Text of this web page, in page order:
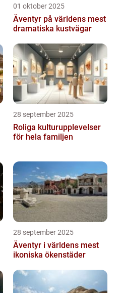
01 oktober 2025
Äventyr på världens mest
dramatiska kustvägar
28 september 2025
Roliga kulturupplevelser
för hela familjen
28 september 2025
Äventyr i världens mest
ikoniska ökenstäder